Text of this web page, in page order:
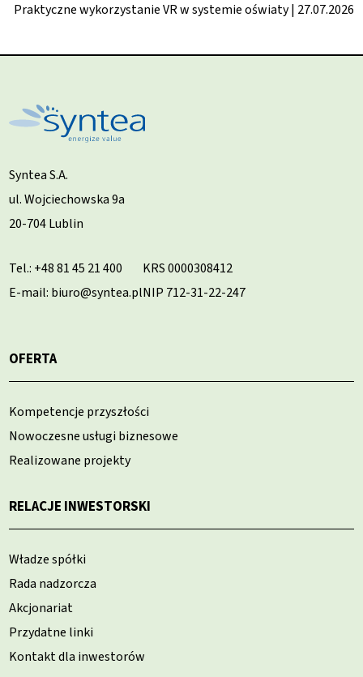
Praktyczne wykorzystanie VR w systemie oświaty | 27.07.2026
Syntea S.A.
ul. Wojciechowska 9a
20-704 Lublin
Tel.: +48 81 45 21 400
E-mail: biuro@syntea.pl
KRS 0000308412
NIP 712-31-22-247
OFERTA
Kompetencje przyszłości
Nowoczesne usługi biznesowe
Realizowane projekty
RELACJE INWESTORSKI
Władze spółki
Rada nadzorcza
Akcjonariat
Przydatne linki
Kontakt dla inwestorów